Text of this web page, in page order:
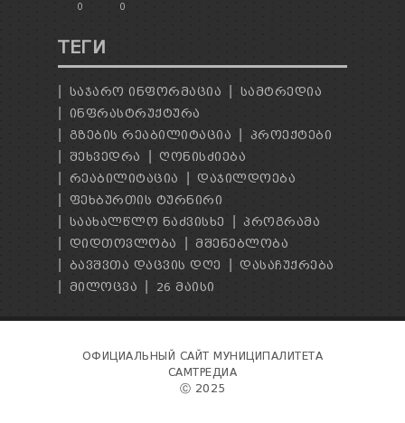
0 0
ТЕГИ
ᲡᲐᲯᲐᲠᲝ ᲘᲜᲤᲝᲠᲛᲐᲪᲘᲐ
ᲡᲐᲛᲢᲠᲔᲓᲘᲐ
ᲘᲜᲤᲠᲐᲡᲢᲠᲣᲥᲢᲣᲠᲐ
ᲒᲖᲔᲑᲘᲡ ᲠᲔᲐᲑᲘᲚᲘᲢᲐᲪᲘᲐ
ᲞᲠᲝᲔᲥᲢᲔᲑᲘ
ᲨᲔᲮᲕᲔᲓᲠᲐ
ᲦᲝᲜᲘᲡᲫᲘᲔᲑᲐ
ᲠᲔᲐᲑᲘᲚᲘᲢᲐᲪᲘᲐ
ᲓᲐᲯᲘᲚᲓᲝᲔᲑᲐ
ᲤᲔᲮᲑᲣᲠᲗᲘᲡ ᲢᲣᲠᲜᲘᲠᲘ
ᲡᲐᲐᲮᲐᲚᲬᲚᲝ ᲜᲐᲫᲕᲘᲡᲮᲔ
ᲞᲠᲝᲒᲠᲐᲛᲐ
ᲓᲘᲓᲗᲝᲕᲚᲝᲑᲐ
ᲛᲨᲔᲜᲔᲑᲚᲝᲑᲐ
ᲑᲐᲕᲨᲕᲗᲐ ᲓᲐᲪᲕᲘᲡ ᲓᲦᲔ
ᲓᲐᲡᲐᲩᲣᲥᲠᲔᲑᲐ
ᲛᲘᲚᲝᲪᲕᲐ
26 ᲛᲐᲘᲡᲘ
ОФИЦИАЛЬНЫЙ САЙТ МУНИЦИПАЛИТЕТА
САМТРЕДИА
Ⓒ 2025